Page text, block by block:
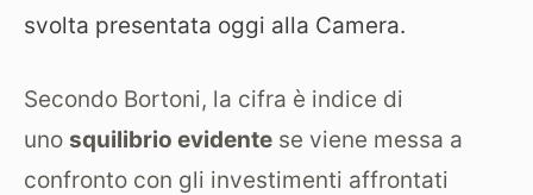
svolta presentata oggi alla Camera.
Secondo Bortoni, la cifra è indice di
uno squilibrio evidente se viene messa a
confronto con gli investimenti affrontati